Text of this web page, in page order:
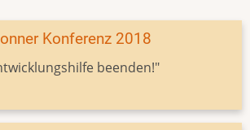
Konferenz 2018
beenden!"